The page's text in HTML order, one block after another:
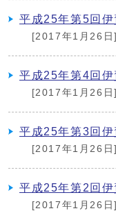
平成25年第5回
[2017年1月26日]
平成25年第4回
[2017年1月26日]
平成25年第3回
[2017年1月26日]
平成25年第2回
[2017年1月26日]